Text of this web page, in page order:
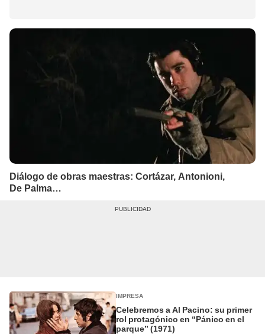
Diálogo de obras maestras: Cortázar, Antonioni,
De Palma…
IMPRESA
Celebremos a Al Pacino: su primer
rol protagónico en “Pánico en el
parque” (1971)